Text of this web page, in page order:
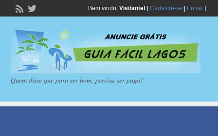
Bem vindo, Visitante! [Cadastre-se Entrar]
Quem disse que para ser bom, precisa ser pago?